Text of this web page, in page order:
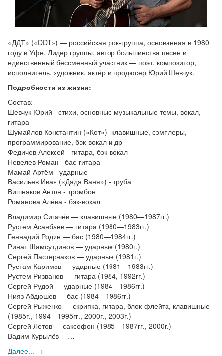
«ДДТ» («DDT») — российская рок-группа, основанная в 1980
году в Уфе. Лидер группы, автор большинства песен и
единственный бессменный участник — поэт, композитор,
исполнитель, художник, актёр и продюсер Юрий Шевчук.
Подробности из жизни:
Состав:
Шевчук Юрий - стихи, основные музыкальные темы, вокал,
гитара
Шумайлов Константин («Кот»)- клавишные, сэмплеры,
программирование, бэк-вокал и др
Федичев Алексей - гитара, бэк-вокал
Невелев Роман - бас-гитара
Мамай Артём - ударные
Васильев Иван («Дядя Ваня») - труба
Вишняков Антон - тромбон
Романова Алёна - бэк-вокал
Владимир Сигачёв — клавишные (1980—1987гг.)
Рустем Асанбаев — гитара (1980—1983гг.)
Геннадий Родин — бас (1980—1984гг.)
Ринат Шамсутдинов — ударные (1980г.)
Сергей Пастернаков — ударные (1981г.)
Рустам Каримов — ударные (1981—1983гг.)
Рустем Ризванов — гитара (1984, 1992гг.)
Сергей Рудой — ударные (1984—1986гг.)
Нияз Абдюшев — бас (1984—1986гг.)
Сергей Рыженко — скрипка, гитара, блок-флейта, клавишные
(1985г., 1994—1995гг., 2000г., 2003г.)
Сергей Летов — саксофон (1985—1987гг., 2000г.)
Вадим Курылёв —…
Далее... →